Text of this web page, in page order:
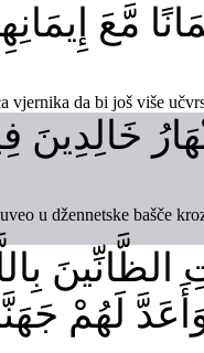
مَّعَ
vjernika da bi još više
خَالِدِينَ
u džennetske bašče
الظَّانِّينَ
وَأَعَدَّ لَهُمْ